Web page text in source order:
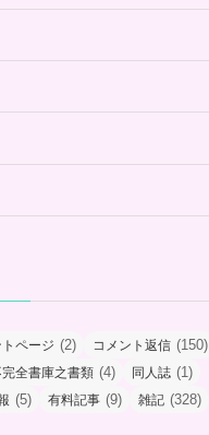
ページ (2) コメント返信 (150)
全書庫之書類 (4) 同人誌 (1)
(5) 有料記事 (9) 雑記 (328)